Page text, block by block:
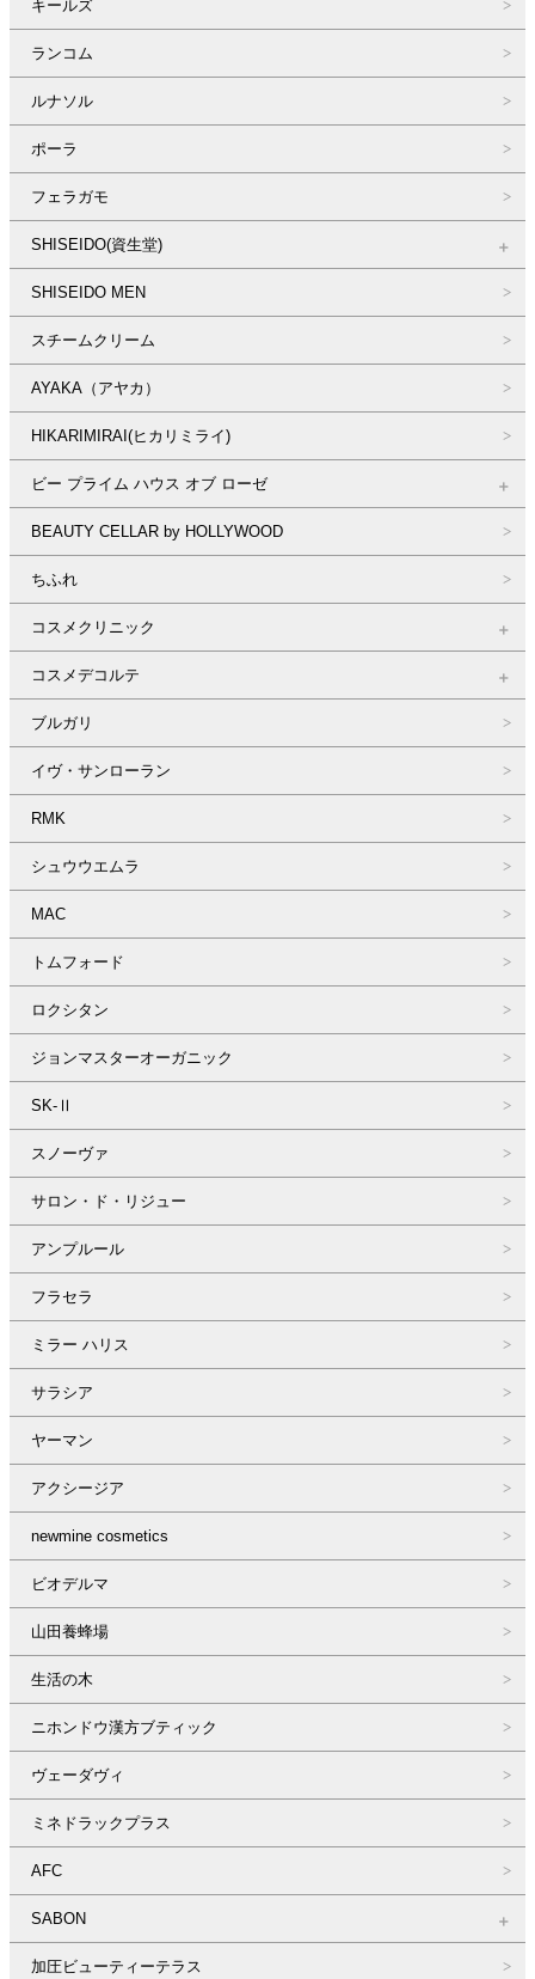
キールズ
ランコム
ルナソル
ポーラ
フェラガモ
SHISEIDO(資生堂)
SHISEIDO MEN
スチームクリーム
AYAKA（アヤカ）
HIKARIMIRAI(ヒカリミライ)
ビー プライム ハウス オブ ローゼ
BEAUTY CELLAR by HOLLYWOOD
ちふれ
コスメクリニック
コスメデコルテ
ブルガリ
イヴ・サンローラン
RMK
シュウウエムラ
MAC
トムフォード
ロクシタン
ジョンマスターオーガニック
SK-Ⅱ
スノーヴァ
サロン・ド・リジュー
アンプルール
フラセラ
ミラー ハリス
サラシア
ヤーマン
アクシージア
newmine cosmetics
ビオデルマ
山田養蜂場
生活の木
ニホンドウ漢方ブティック
ヴェーダヴィ
ミネドラックプラス
AFC
SABON
加圧ビューティーテラス